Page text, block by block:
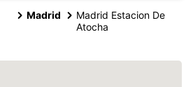
Madrid
Madrid Estacion De
Atocha